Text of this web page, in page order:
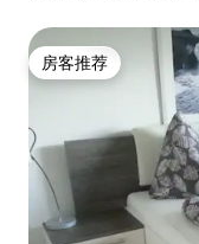
房客推荐
房客推荐